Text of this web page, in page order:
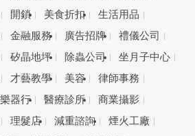
開鎖 美食折扣
生活用品
金融服務 廣告招牌
禮儀公司
矽晶地坪 除蟲公司
坐月子中心
才藝教學 美容
律師事務
樂器行 醫療診所
商業攝影
理髮店 減重諮詢
煙火工廠